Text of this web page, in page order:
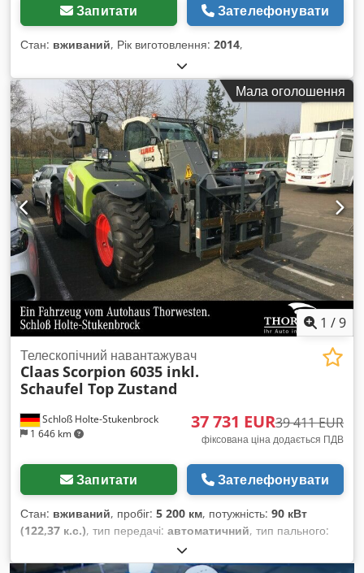
Запитати Зателефонувати
Стан: вживаний, Рік виготовлення: 2014,
Мала оголошення
1 /9
Schloß Holte-Stukenbrock
1 646 km
Телескопічний навантажувач
ClaasScorpion 6035 inkl.
Schaufel Top Zustand
37 731 EUR39 411 EUR
фіксована ціна додається ПДВ
Запитати Зателефонувати
Стан: вживаний, пробіг: 5 200 км, потужність: 90 кВт
(122,37 к.с.), тип передачі: автоматичний, тип пального:
, загальна вага:
навантаження:5 кг, максимальна вага навантаження:2 900